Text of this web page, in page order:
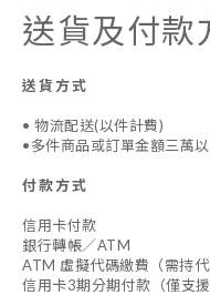
送貨及付款
送貨方式
• 物流配送(以件計費)
•多件商品或訂單金額三萬
付款方式
信用卡付款
銀行轉帳／ATM
ATM 虛擬代碼繳費（需持
信用卡3期分期付款（僅支